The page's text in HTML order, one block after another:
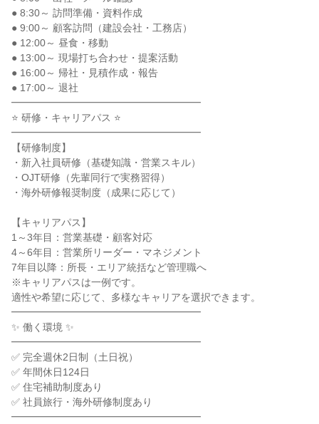
● 8:30～ 訪問準備・資料作成
● 9:00～ 顧客訪問（建設会社・工務店）
● 12:00～ 昼食・移動
● 13:00～ 現場打ち合わせ・提案活動
● 16:00～ 帰社・見積作成・報告
● 17:00～ 退社
━━━━━━━━━━━━━━━━━━━
⭐ 研修・キャリアパス ⭐
━━━━━━━━━━━━━━━━━━━
【研修制度】
・新入社員研修（基礎知識・営業スキル）
・OJT研修（先輩同行で実務習得）
・海外研修報奨制度（成果に応じて）
【キャリアパス】
1～3年目：営業基礎・顧客対応
4～6年目：営業所リーダー・マネジメント
7年目以降：所長・エリア統括など管理職へ
※キャリアパスは一例です。
適性や希望に応じて、多様なキャリアを選択できます。
━━━━━━━━━━━━━━━━━━━
✨ 働く環境 ✨
━━━━━━━━━━━━━━━━━━━
✅ 完全週休2日制（土日祝）
✅ 年間休日124日
✅ 住宅補助制度あり
✅ 社員旅行・海外研修制度あり
━━━━━━━━━━━━━━━━━━━